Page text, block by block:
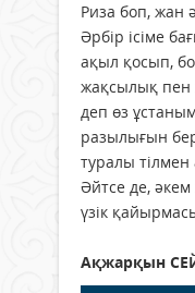
Риза боп, жан
Әрбір ісіме
ақыл қосып,
жақсылық пен
деп өз
разылығын
туралы тілмен
Әйтсе де,
үзік
Ақжарқын